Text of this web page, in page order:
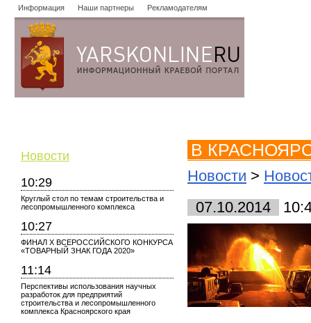
Информация Наши партнеры Рекламодателям
Новости
10:29
Круглый стол по темам строительства и
лесопромышленного комплекса
10:27
ФИНАЛ X ВСЕРОССИЙСКОГО КОНКУРСА
«ТОВАРНЫЙ ЗНАК ГОДА 2020»
11:14
Перспективы использования научных
разработок для предприятий
строительства и лесопромышленного
комплекса Красноярского края
В
Новости >
07.10.2014